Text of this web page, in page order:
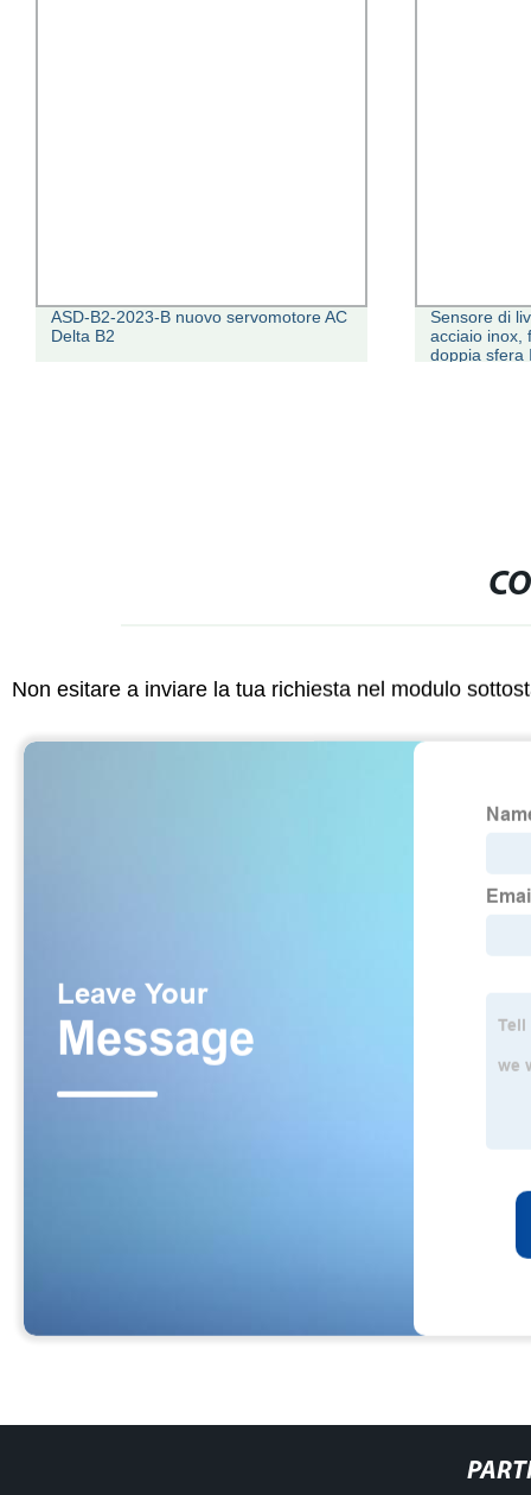
ASD-B2-2023-B nuovo servomotore AC
Delta B2
Sensore di
acciaio inox,
doppia sfera
Non esitare a inviare la tua richiesta nel modulo